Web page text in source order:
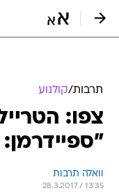
תרבות/קולנוע
צפו:
וואלה תרבות
28.3.2017 / 13:35